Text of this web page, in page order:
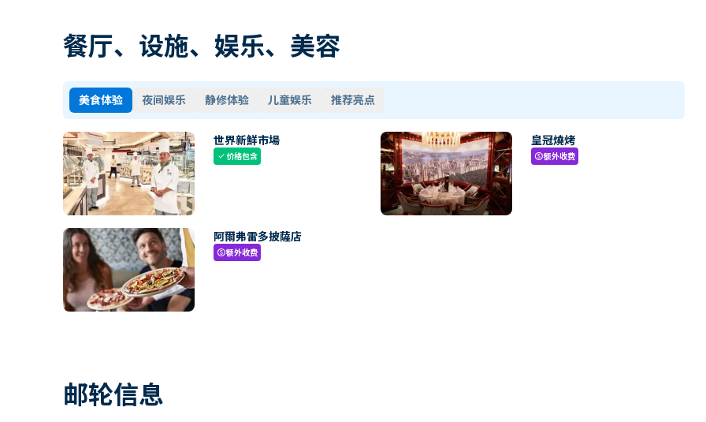
餐厅、设施、娱乐、美容
美食体验 夜间娱乐 静修体验 儿童娱乐 推荐亮点
世界新鮮市場
check价格包含
皇冠燒烤
paid额外收费
阿爾弗雷多披薩店
paid额外收费
邮轮信息